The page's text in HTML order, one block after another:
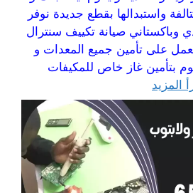
واستبدالها بقطع جديدة نوفر
وباكستاني صيانة تكييف سنترال
نعمل على تأمين جميع المعدات و
بتأمين غاز خاص للمكيفات
المزيد